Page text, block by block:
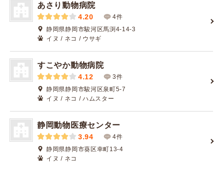
あさり動物病院
4.20
4件
静岡県静岡市駿河区馬渕4-14-3
イヌ / ネコ / ウサギ
すこやか動物病院
4.12
3件
静岡県静岡市駿河区泉町5-7
イヌ / ネコ / ハムスター
静岡動物医療センター
3.94
4件
静岡県静岡市葵区幸町13-4
イヌ / ネコ